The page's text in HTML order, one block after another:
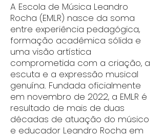
A Escola de Música Leandro
Rocha (EMLR) nasce da soma
entre experiência pedagógica,
formação acadêmica sólida e
uma visão artística
comprometida com a criação, a
escuta e a expressão musical
genuína. Fundada oficialmente
em novembro de 2022, a EMLR é
resultado de mais de duas
décadas de atuação do músico
e educador Leandro Rocha em